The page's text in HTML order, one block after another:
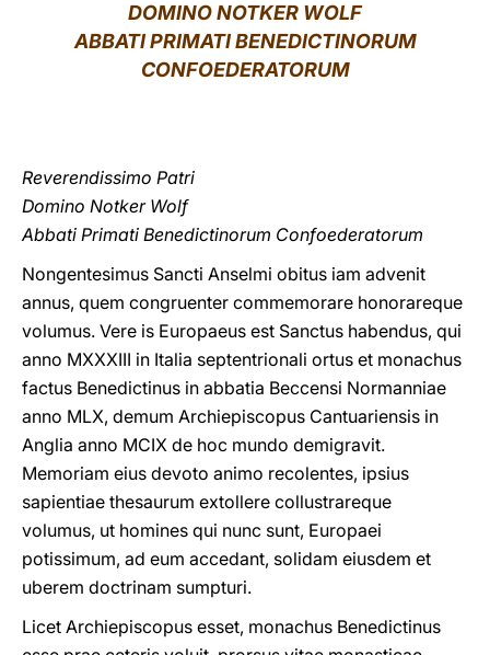
LATINE
DOMINO NOTKER WOLF
ABBATI PRIMATI BENEDICTINORUM
CONFOEDERATORUM
Reverendissimo Patri
Domino Notker Wolf
Abbati Primati Benedictinorum Confoederatorum
Nongentesimus Sancti Anselmi obitus iam advenit
annus, quem congruenter commemorare honorareque
volumus. Vere is Europaeus est Sanctus habendus, qui
anno MXXXIII in Italia septentrionali ortus et monachus
factus Benedictinus in abbatia Beccensi Normanniae
anno MLX, demum Archiepiscopus Cantuariensis in
Anglia anno MCIX de hoc mundo demigravit.
Memoriam eius devoto animo recolentes, ipsius
sapientiae thesaurum extollere collustrareque
volumus, ut homines qui nunc sunt, Europaei
potissimum, ad eum accedant, solidam eiusdem et
uberem doctrinam sumpturi.
Licet Archiepiscopus esset, monachus Benedictinus